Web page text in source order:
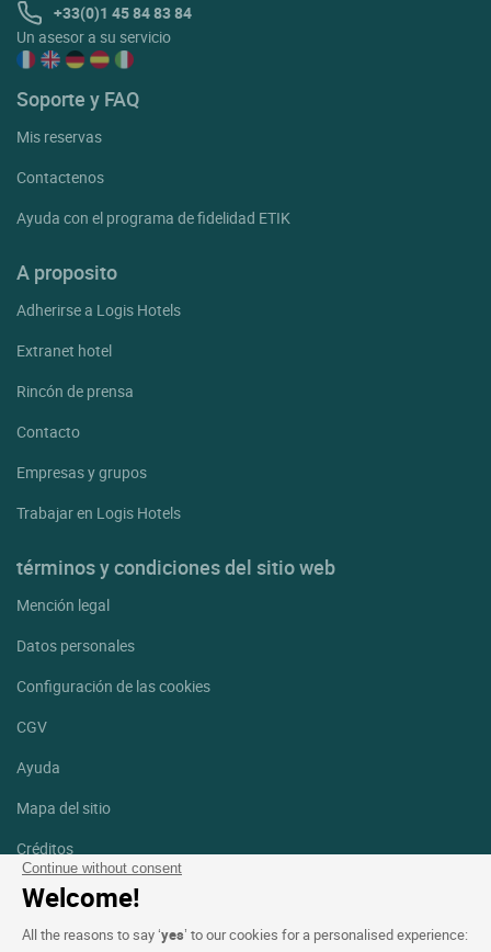
Continue without consent
Welcome!
All the reasons to say ‘yes’ to our cookies for a personalised experience:
+33(0)1 45 84 83 84
Un asesor a su servicio
Soporte y FAQ
Mis reservas
Contactenos
Ayuda con el programa de fidelidad ETIK
A proposito
Adherirse a Logis Hotels
Extranet hotel
Rincón de prensa
Contacto
Empresas y grupos
Trabajar en Logis Hotels
términos y condiciones del sitio web
Mención legal
Datos personales
Configuración de las cookies
CGV
Ayuda
Mapa del sitio
Créditos
fotografías
Facebook
Instagram